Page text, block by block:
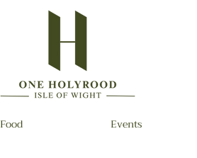
Food Events